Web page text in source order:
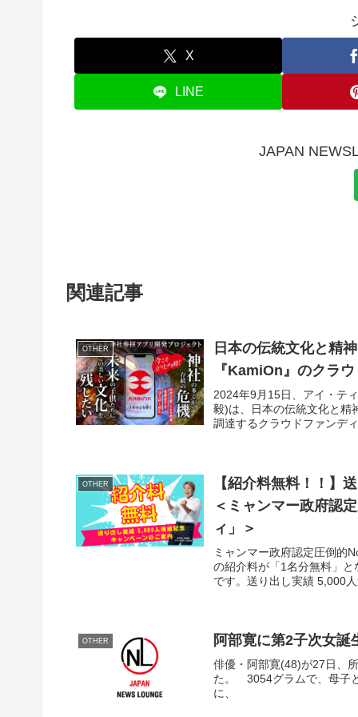
X
LINE
JAPAN
関連記事
OTHER
日本の伝統文化と精
『KamiOn』のクラ
2024年9月15日、アイ・テ
毅)は、日本の伝統文化と精
調達するクラウドファンデ
OTHER
【紹介料無料！！】
＜ミャンマー政府認
ィ」＞
ミャンマー政府認定圧倒的
の紹介料が「1名分無料」
です。送り出し実績 5,000
OTHER 阿部寛に第2子次女誕
俳優・阿部寛(48)が27日、
た。 3054グラムで、母子
に、